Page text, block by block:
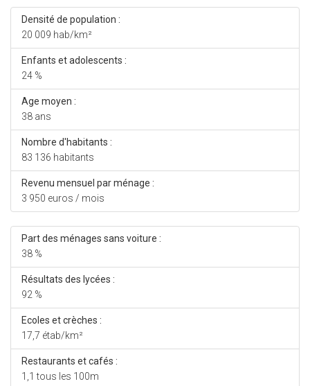
Densité de population :
20 009 hab/km²
Enfants et adolescents :
24 %
Age moyen :
38 ans
Nombre d'habitants :
83 136 habitants
Revenu mensuel par ménage :
3 950 euros / mois
Part des ménages sans voiture :
38 %
Résultats des lycées :
92 %
Ecoles et crèches :
17,7 étab/km²
Restaurants et cafés :
1,1 tous les 100m